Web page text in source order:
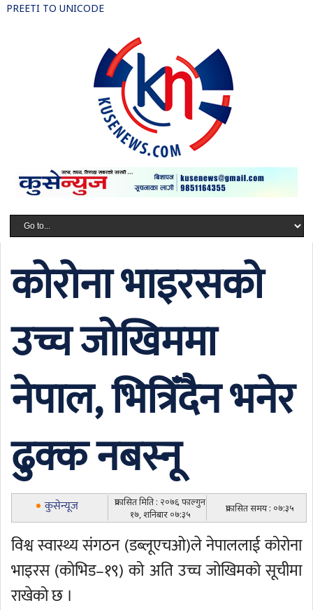
PREETI TO UNICODE
कोरोना भाइरसको
उच्च जोखिममा
नेपाल, भित्रिँदैन भनेर
ढुक्क नबस्नू
कुसेन्यूज
प्रकासित मिति : २०७६ फाल्गुन
१७, शनिबार ०७:३५
प्रकासित समय : ०७:३५
विश्व स्वास्थ्य संगठन (डब्लूएचओ)ले नेपाललाई कोरोना
भाइरस (कोभिड–१९) को अति उच्च जोखिमको सूचीमा
राखेको छ ।